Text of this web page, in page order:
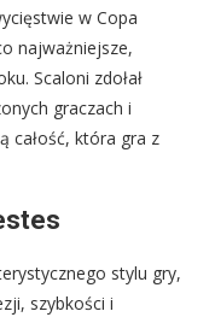
w Copa
najważniejsze,
Scaloni zdołał
graczach i
całość, która gra z
stylu gry,
szybkości i